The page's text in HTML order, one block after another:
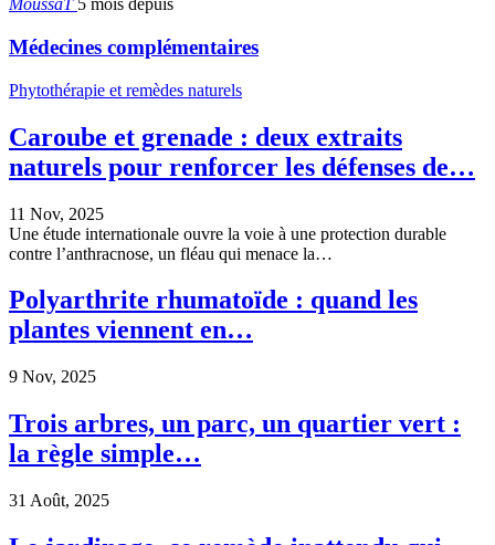
MoussaT 5 mois depuis
Médecines complémentaires
Phytothérapie et remèdes naturels
Caroube et grenade : deux extraits
naturels pour renforcer les défenses de…
11 Nov, 2025
Une étude internationale ouvre la voie à une protection durable
contre l’anthracnose, un fléau qui menace la…
Polyarthrite rhumatoïde : quand les
plantes viennent en…
9 Nov, 2025
Trois arbres, un parc, un quartier vert :
la règle simple…
31 Août, 2025